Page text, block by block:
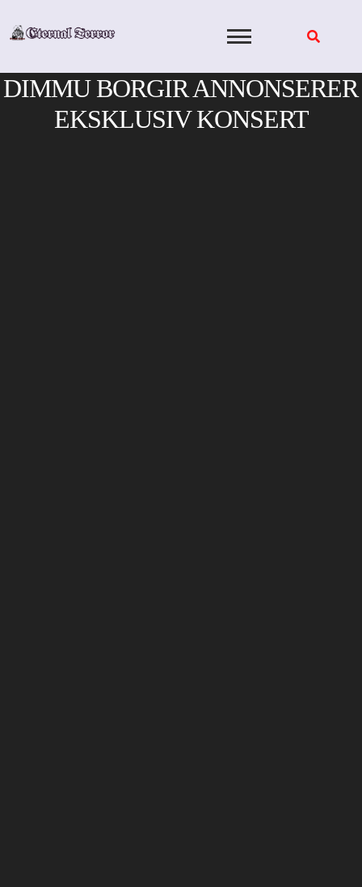
DIMMU BORGIR ANNONSERER
EKSKLUSIV KONSERT